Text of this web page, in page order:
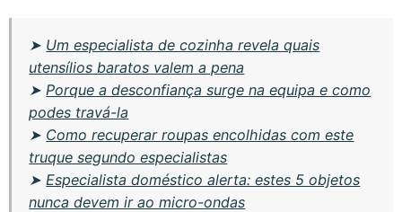
➤ Um especialista de cozinha revela quais
utensílios baratos valem a pena
➤ Porque a desconfiança surge na equipa e como
podes travá-la
➤ Como recuperar roupas encolhidas com este
truque segundo especialistas
➤ Especialista doméstico alerta: estes 5 objetos
nunca devem ir ao micro-ondas